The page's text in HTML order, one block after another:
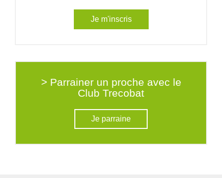
Je m'inscris
> Parrainer un proche avec le
Club Trecobat
Je parraine